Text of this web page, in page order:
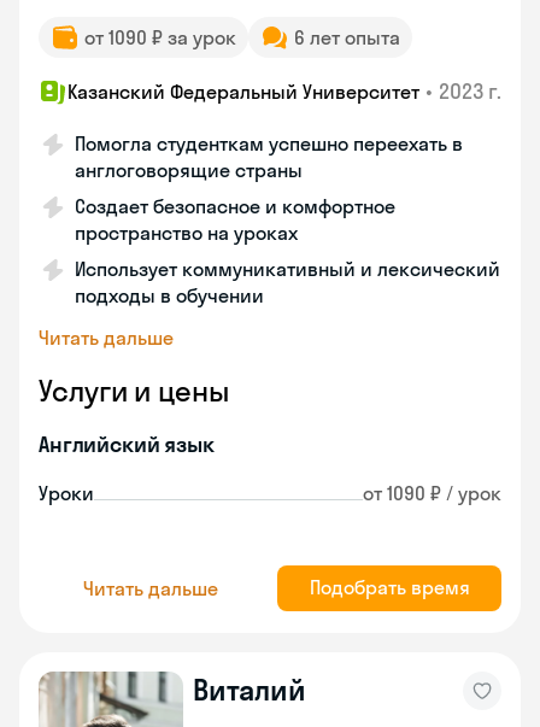
от 1090 ₽ за урок 6 лет опыта
Казанский Федеральный Университет • 2023 г.
Помогла студенткам успешно переехать в
англоговорящие страны
Создает безопасное и комфортное
пространство на уроках
Использует коммуникативный и лексический
подходы в обучении
Читать дальше
Услуги и цены
Английский язык
Уроки от 1090 ₽ / урок
Читать дальше Подобрать время
Виталий